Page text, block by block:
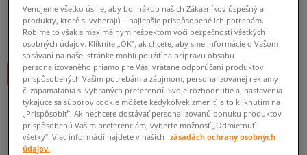
4.0( )
34€ cena s DPH
+ 34 BODOV VSIZEERCLUBE
Informujte ma o dostupnosti
Ak bude položka opäť dostupná, dostanete od nás oznámenie.
Venujeme všetko úsilie, aby bol nákup našich Zákazníkov úspešný a
produkty, ktoré si vyberajú – najlepšie prispôsobené ich potrebám.
Robíme to však s maximálnym rešpektom voči bezpečnosti všetkých
osobných údajov. Kliknite „OK”, ak chcete, aby sme informácie o Vašom
správaní na našej stránke mohli použiť na prípravu obsahu
personalizovaného priamo pre Vás, vrátane odporúčaní produktov
prispôsobených Vašim potrebám a záujmom, personalizovanej reklamy
či zapamätania si vybraných preferencií. Svoje rozhodnutie aj nastavenia
týkajúce sa súborov cookie môžete kedykoľvek zmeniť, a to kliknutím na
„Prispôsobiť”. Ak nechcete dostávať personalizovanú ponuku produktov
prispôsobenú Vašim preferenciám, vyberte možnosť „Odmietnuť
všetky”. Viac informácií nájdete v našich
zásadách ochrany osobných
údajov.